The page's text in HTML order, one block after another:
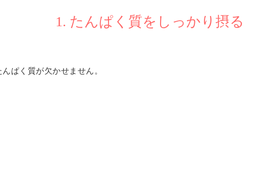
1. たんぱく質をしっかり摂る
ぱく質が欠かせません。